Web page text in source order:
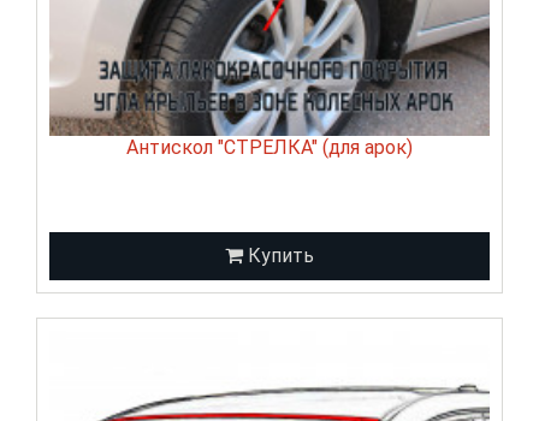
Антискол "СТРЕЛКА" (для арок)
Купить